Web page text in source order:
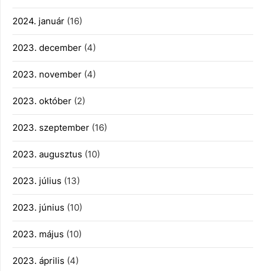
2024. január (16)
2023. december (4)
2023. november (4)
2023. október (2)
2023. szeptember (16)
2023. augusztus (10)
2023. július (13)
2023. június (10)
2023. május (10)
2023. április (4)